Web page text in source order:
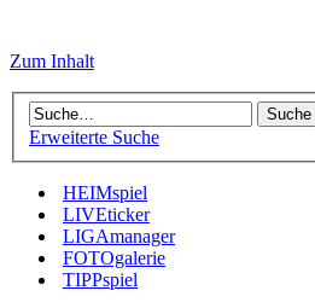
Zum Inhalt
Erweiterte Suche
HEIMspiel
LIVEticker
LIGAmanager
FOTOgalerie
TIPPspiel